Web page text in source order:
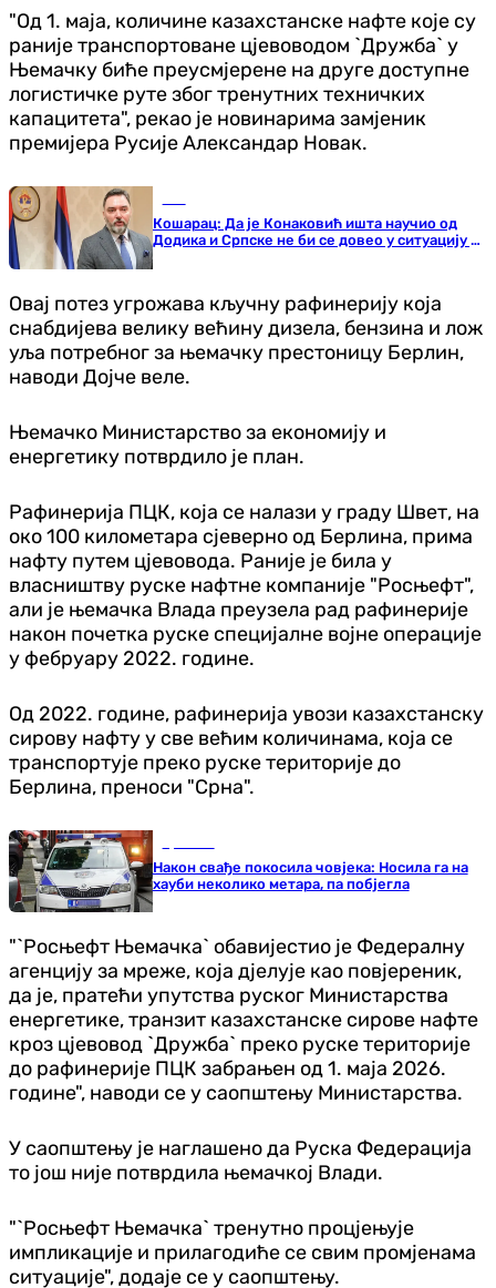
"Од 1. маја, количине казахстанске нафте које су
раније транспортоване цјевоводом `Дружба` у
Њемачку биће преусмјерене на друге доступне
логистичке руте због тренутних техничких
капацитета", рекао је новинарима замјеник
премијера Русије Александар Новак.
Кошарац: Да је Конаковић ишта научио од
Додика и Српске не би се довео у ситуацију да
није видљив ни у Високом
Овај потез угрожава кључну рафинерију која
снабдијева велику већину дизела, бензина и лож
уља потребног за њемачку престоницу Берлин,
наводи Дојче веле.
Њемачко Министарство за економију и
енергетику потврдило је план.
Рафинерија ПЦК, која се налази у граду Швет, на
око 100 километара сјеверно од Берлина, прима
нафту путем цјевовода. Раније је била у
власништву руске нафтне компаније "Росњефт",
али је њемачка Влада преузела рад рафинерије
након почетка руске специјалне војне операције
у фебруару 2022. године.
Од 2022. године, рафинерија увози казахстанску
сирову нафту у све већим количинама, која се
транспортује преко руске територије до
Берлина, преноси "Срна".
Након свађе покосила човјека: Носила га на
хауби неколико метара, па побјегла
"`Росњефт Њемачка` обавијестио је Федералну
агенцију за мреже, која дјелује као повјереник,
да је, пратећи упутства руског Министарства
енергетике, транзит казахстанске сирове нафте
кроз цјевовод `Дружба` преко руске територије
до рафинерије ПЦК забрањен од 1. маја 2026.
године", наводи се у саопштењу Министарства.
У саопштењу је наглашено да Руска Федерација
то још није потврдила њемачкој Влади.
"`Росњефт Њемачка` тренутно процјењује
импликације и прилагодиће се свим промјенама
ситуације", додаје се у саопштењу.